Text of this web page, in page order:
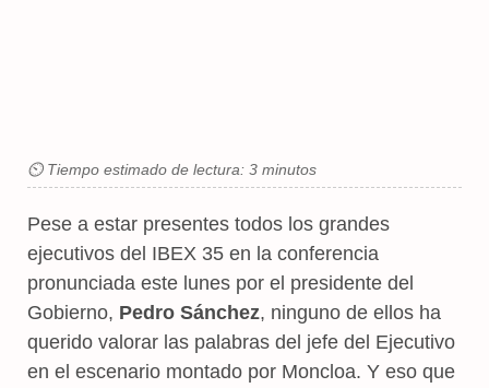
⏲ Tiempo estimado de lectura: 3 minutos
Pese a estar presentes todos los grandes
ejecutivos del IBEX 35 en la conferencia
pronunciada este lunes por el presidente del
Gobierno, Pedro Sánchez, ninguno de ellos ha
querido valorar las palabras del jefe del Ejecutivo
en el escenario montado por Moncloa. Y eso que